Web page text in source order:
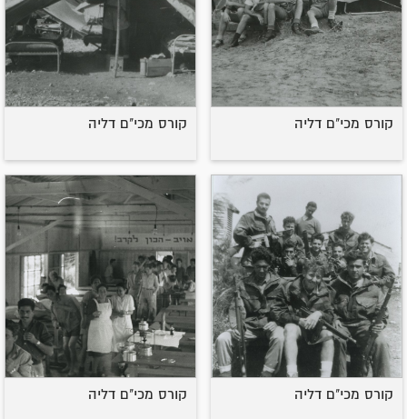
קורס מכי"ם דליה קורס מכי"ם דליה
קורס מכי"ם דליה קורס מכי"ם דליה